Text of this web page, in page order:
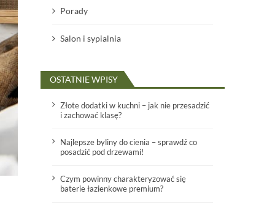
Porady
Salon i sypialnia
OSTATNIE WPISY
Złote dodatki w kuchni – jak nie przesadzić
i zachować klasę?
Najlepsze byliny do cienia – sprawdź co
posadzić pod drzewami!
Czym powinny charakteryzować się
baterie łazienkowe premium?